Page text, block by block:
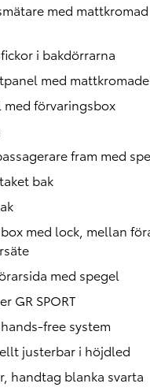
med mattkromad
i bakdörrarna
med
förvaringsbox
fram med
bak
med lock, mellan
med spegel
GR SPORT
free system
justerbar i höjdled
handtag blanka svarta